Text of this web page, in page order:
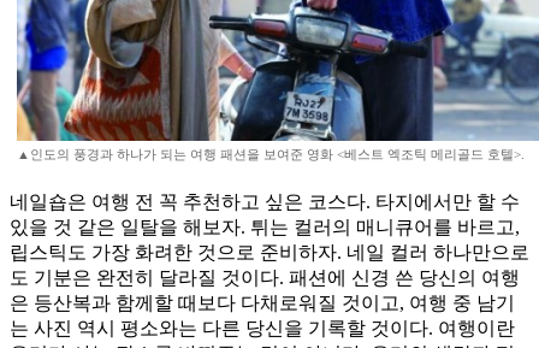
▲인도의 풍경과 하나가 되는 여행 패션을 보여준 영화 <베스트 엑조틱 메리골드 호텔>.
네일숍은 여행 전 꼭 추천하고 싶은 코스다. 타지에서만 할 수
있을 것 같은 일탈을 해보자. 튀는 컬러의 매니큐어를 바르고,
립스틱도 가장 화려한 것으로 준비하자. 네일 컬러 하나만으로
도 기분은 완전히 달라질 것이다. 패션에 신경 쓴 당신의 여행
은 등산복과 함께할 때보다 다채로워질 것이고, 여행 중 남기
는 사진 역시 평소와는 다른 당신을 기록할 것이다. 여행이란